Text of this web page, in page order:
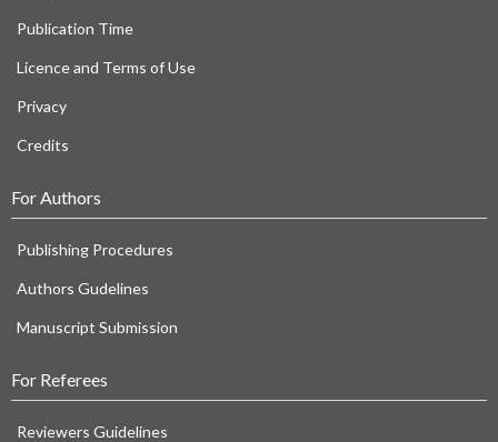
Publication Time
Licence and Terms of Use
Privacy
Credits
For Authors
Publishing Procedures
Authors Gudelines
Manuscript Submission
For Referees
Reviewers Guidelines